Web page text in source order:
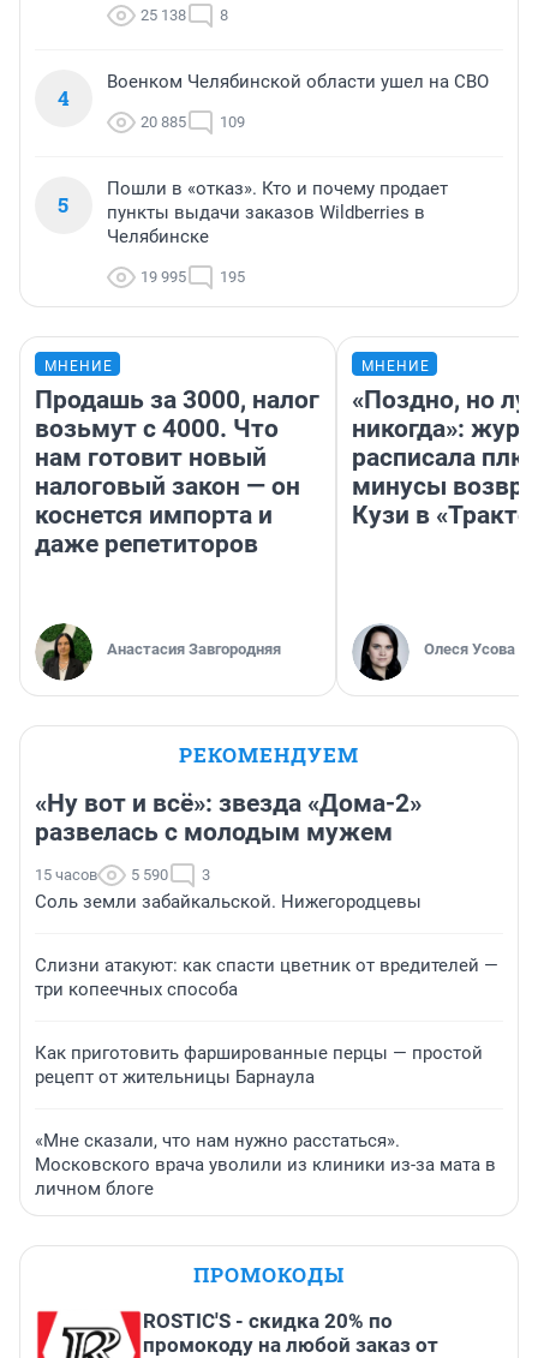
25 138 8
4
Военком Челябинской области ушел на СВО
20 885 109
5
Пошли в «отказ». Кто и почему продает
пункты выдачи заказов Wildberries в
Челябинске
19 995 195
МНЕНИЕ
Продашь за 3000, налог
возьмут с 4000. Что
нам готовит новый
налоговый закон — он
коснется импорта и
даже репетиторов
Анастасия Завгородняя
МНЕНИЕ
«Поздно, но
никогда»:
расписала
минусы
Кузи в
Олеся Усова
РЕКОМЕНДУЕМ
«Ну вот и всё»: звезда «Дома-2»
развелась с молодым мужем
15 часов 5 590 3
Соль земли забайкальской. Нижегородцевы
Слизни атакуют: как спасти цветник от вредителей —
три копеечных способа
Как приготовить фаршированные перцы — простой
рецепт от жительницы Барнаула
«Мне сказали, что нам нужно расстаться».
Московского врача уволили из клиники из-за мата в
личном блоге
ПРОМОКОДЫ
ROSTIC'S - скидка 20% по
промокоду на любой заказ от